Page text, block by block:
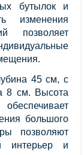
бутылок и
изменения
позволяет
8 см. Высота
большого
позволяют
интерьер и